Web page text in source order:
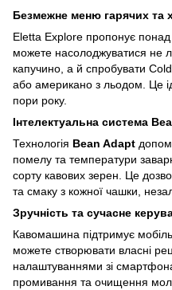
Безмежне меню гарячих та
Eletta Explore пропонує
можете насолоджуватися не
капучино, а й спробувати
або американо з льодом. Це
пори року.
Інтелектуальна система
Технологія Bean Adapt
помелу та температури
сорту кавових зерен. Це
та смаку з кожної чашки,
Зручність та сучасне
Кавомашина підтримує
можете створювати власні
налаштуваннями зі
промивання та очищення